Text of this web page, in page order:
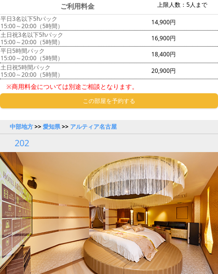
上限人数：5人まで
ご利用料金
平日3名以下5hパック
15:00～20:00（5時間）
14,900円
土日祝3名以下5hパック
15:00～20:00（5時間）
16,900円
平日5時間パック
15:00～20:00（5時間）
18,400円
土日祝5時間パック
15:00～20:00（5時間）
20,900円
※商用料金については別途ご相談となります。
この部屋を予約する
中部地方>>愛知県>> アルティア名古屋
202